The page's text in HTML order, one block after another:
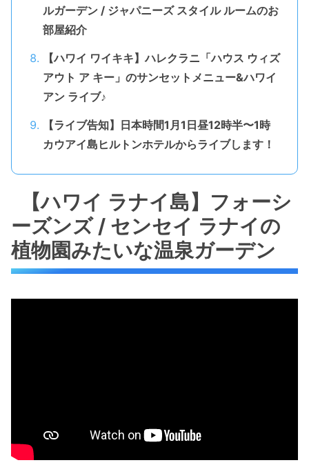
ルガーデン / ジャパニーズ スタイル ルームのお
部屋紹介
【ハワイ ワイキキ】ハレクラニ「ハウス ウィズ
アウト ア キー」のサンセットメニュー&ハワイ
アン ライブ♪
【ライブ告知】日本時間1月1日昼12時半〜1時
カウアイ島ヒルトンホテルからライブします！
【ハワイ ラナイ島】フォーシ
ーズンズ / センセイ ラナイの
植物園みたいな温泉ガーデン